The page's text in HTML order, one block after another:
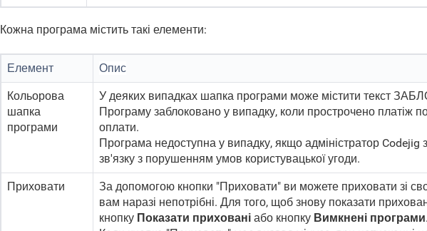
Кожна програма містить такі елементи:
Елемент Опис
Кольорова
шапка
програми
У деяких випадках шапка програми може містити текст
Програму заблоковано у випадку, коли прострочено платіж
оплати.
Програма недоступна у випадку, якщо адміністратор Codejig
зв'язку з порушенням умов користувацької угоди.
Приховати
За допомогою кнопки "Приховати" ви можете приховати зі
вам наразі непотрібні. Для того, щоб знову показати
кнопку Показати прихованіабо кнопку Вимкнені програми.